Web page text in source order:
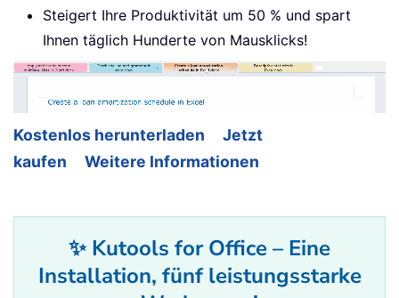
Steigert Ihre Produktivität um 50 % und spart
Ihnen täglich Hunderte von Mausklicks!
Kostenlos herunterladen
Jetzt
kaufen
Weitere Informationen
✨ Kutools for Office – Eine
Installation, fünf leistungsstarke